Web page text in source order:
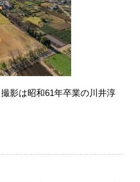
影は昭和61年卒業の川井淳